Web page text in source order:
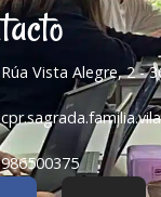
Rúa Vista Alegre, 2 -
986500375